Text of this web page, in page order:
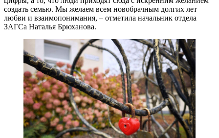
создать семью. Мы желаем всем новобрачным долгих лет
любви и взаимопонимания, – отметила начальник отдела
ЗАГСа Наталья Брюханова.